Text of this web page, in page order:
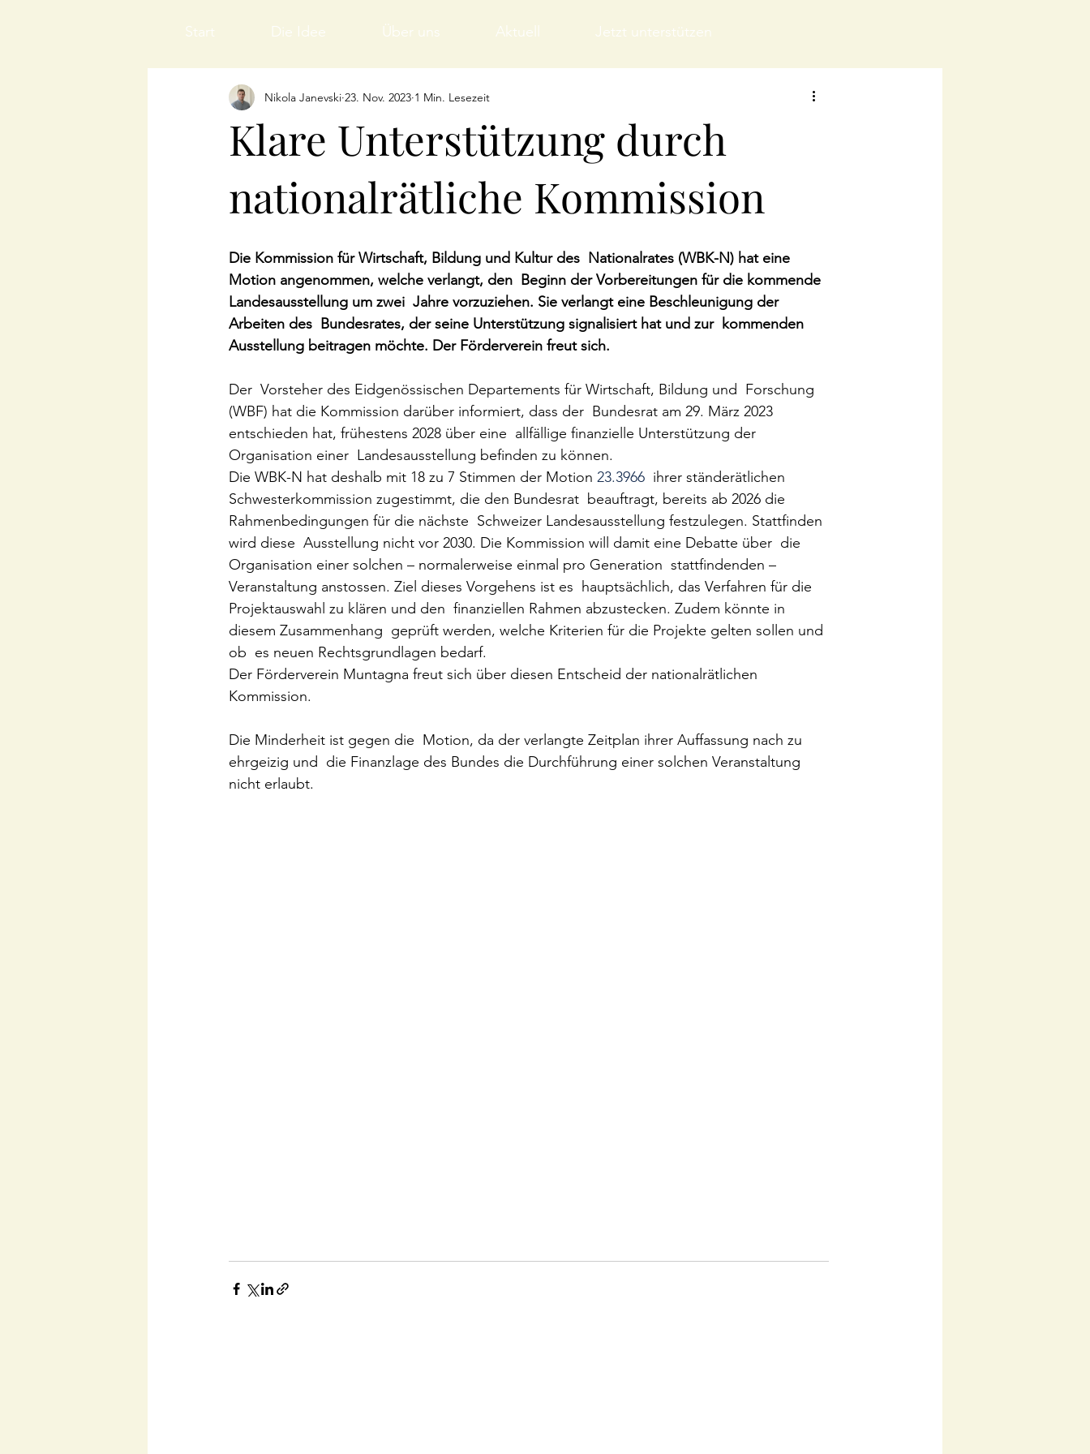
Start Die Idee Über uns Aktuell Jetzt unterstützen
Klare Unterstützung durch
nationalrätliche Kommission
Nikola Janevski 23. Nov. 2023 1 Min. Lesezeit
Die Kommission für Wirtschaft, Bildung und Kultur des  Nationalrates (WBK-N) hat eine
Motion angenommen, welche verlangt, den  Beginn der Vorbereitungen für die kommende
Landesausstellung um zwei  Jahre vorzuziehen. Sie verlangt eine Beschleunigung der
Arbeiten des  Bundesrates, der seine Unterstützung signalisiert hat und zur  kommenden
Ausstellung beitragen möchte. Der Förderverein freut sich.
Der  Vorsteher des Eidgenössischen Departements für Wirtschaft, Bildung und  Forschung
(WBF) hat die Kommission darüber informiert, dass der  Bundesrat am 29. März 2023
entschieden hat, frühestens 2028 über eine  allfällige finanzielle Unterstützung der
Organisation einer  Landesausstellung befinden zu können.
Die WBK-N hat deshalb mit 18 zu 7 Stimmen der Motion 23.3966
  ihrer ständerätlichen
Schwesterkommission zugestimmt, die den Bundesrat  beauftragt, bereits ab 2026 die
Rahmenbedingungen für die nächste  Schweizer Landesausstellung festzulegen. Stattfinden
wird diese  Ausstellung nicht vor 2030. Die Kommission will damit eine Debatte über  die
Organisation einer solchen – normalerweise einmal pro Generation  stattfindenden –
Veranstaltung anstossen. Ziel dieses Vorgehens ist es  hauptsächlich, das Verfahren für die
Projektauswahl zu klären und den  finanziellen Rahmen abzustecken. Zudem könnte in
diesem Zusammenhang  geprüft werden, welche Kriterien für die Projekte gelten sollen und
ob  es neuen Rechtsgrundlagen bedarf.
Der Förderverein Muntagna freut sich über diesen Entscheid der nationalrätlichen
Kommission.
Die Minderheit ist gegen die  Motion, da der verlangte Zeitplan ihrer Auffassung nach zu
ehrgeizig und  die Finanzlage des Bundes die Durchführung einer solchen Veranstaltung
nicht erlaubt.